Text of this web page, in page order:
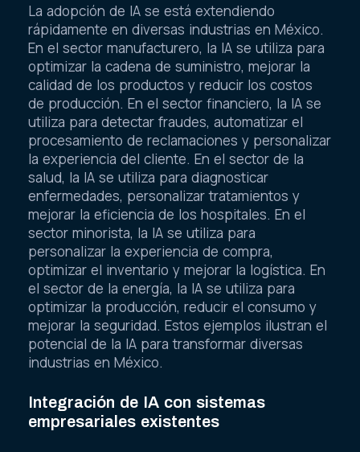
La adopción de IA se está extendiendo
rápidamente en diversas industrias en México.
En el sector manufacturero, la IA se utiliza para
optimizar la cadena de suministro, mejorar la
calidad de los productos y reducir los costos
de producción. En el sector financiero, la IA se
utiliza para detectar fraudes, automatizar el
procesamiento de reclamaciones y personalizar
la experiencia del cliente. En el sector de la
salud, la IA se utiliza para diagnosticar
enfermedades, personalizar tratamientos y
mejorar la eficiencia de los hospitales. En el
sector minorista, la IA se utiliza para
personalizar la experiencia de compra,
optimizar el inventario y mejorar la logística. En
el sector de la energía, la IA se utiliza para
optimizar la producción, reducir el consumo y
mejorar la seguridad. Estos ejemplos ilustran el
potencial de la IA para transformar diversas
industrias en México.
Integración de IA con sistemas
empresariales existentes